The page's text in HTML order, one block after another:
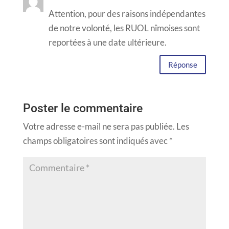
Attention, pour des raisons indépendantes
de notre volonté, les RUOL nîmoises sont
reportées à une date ultérieure.
Réponse
Poster le commentaire
Votre adresse e-mail ne sera pas publiée. Les
champs obligatoires sont indiqués avec*